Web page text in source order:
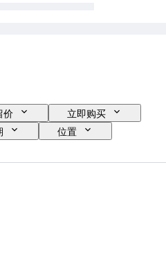
价
立即购买
位置